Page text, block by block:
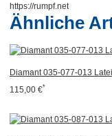
https://rumpf.net
Ähnliche
Diamant 035-077-013
115,00 €*